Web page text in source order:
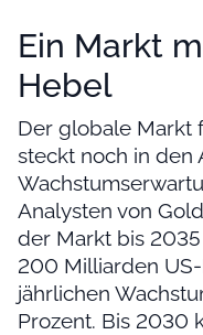
Ein Markt
Hebel
Der globale Markt
steckt noch in den
Analysten von
der Markt bis
200 Milliarden
jährlichen
Prozent. Bis 2030